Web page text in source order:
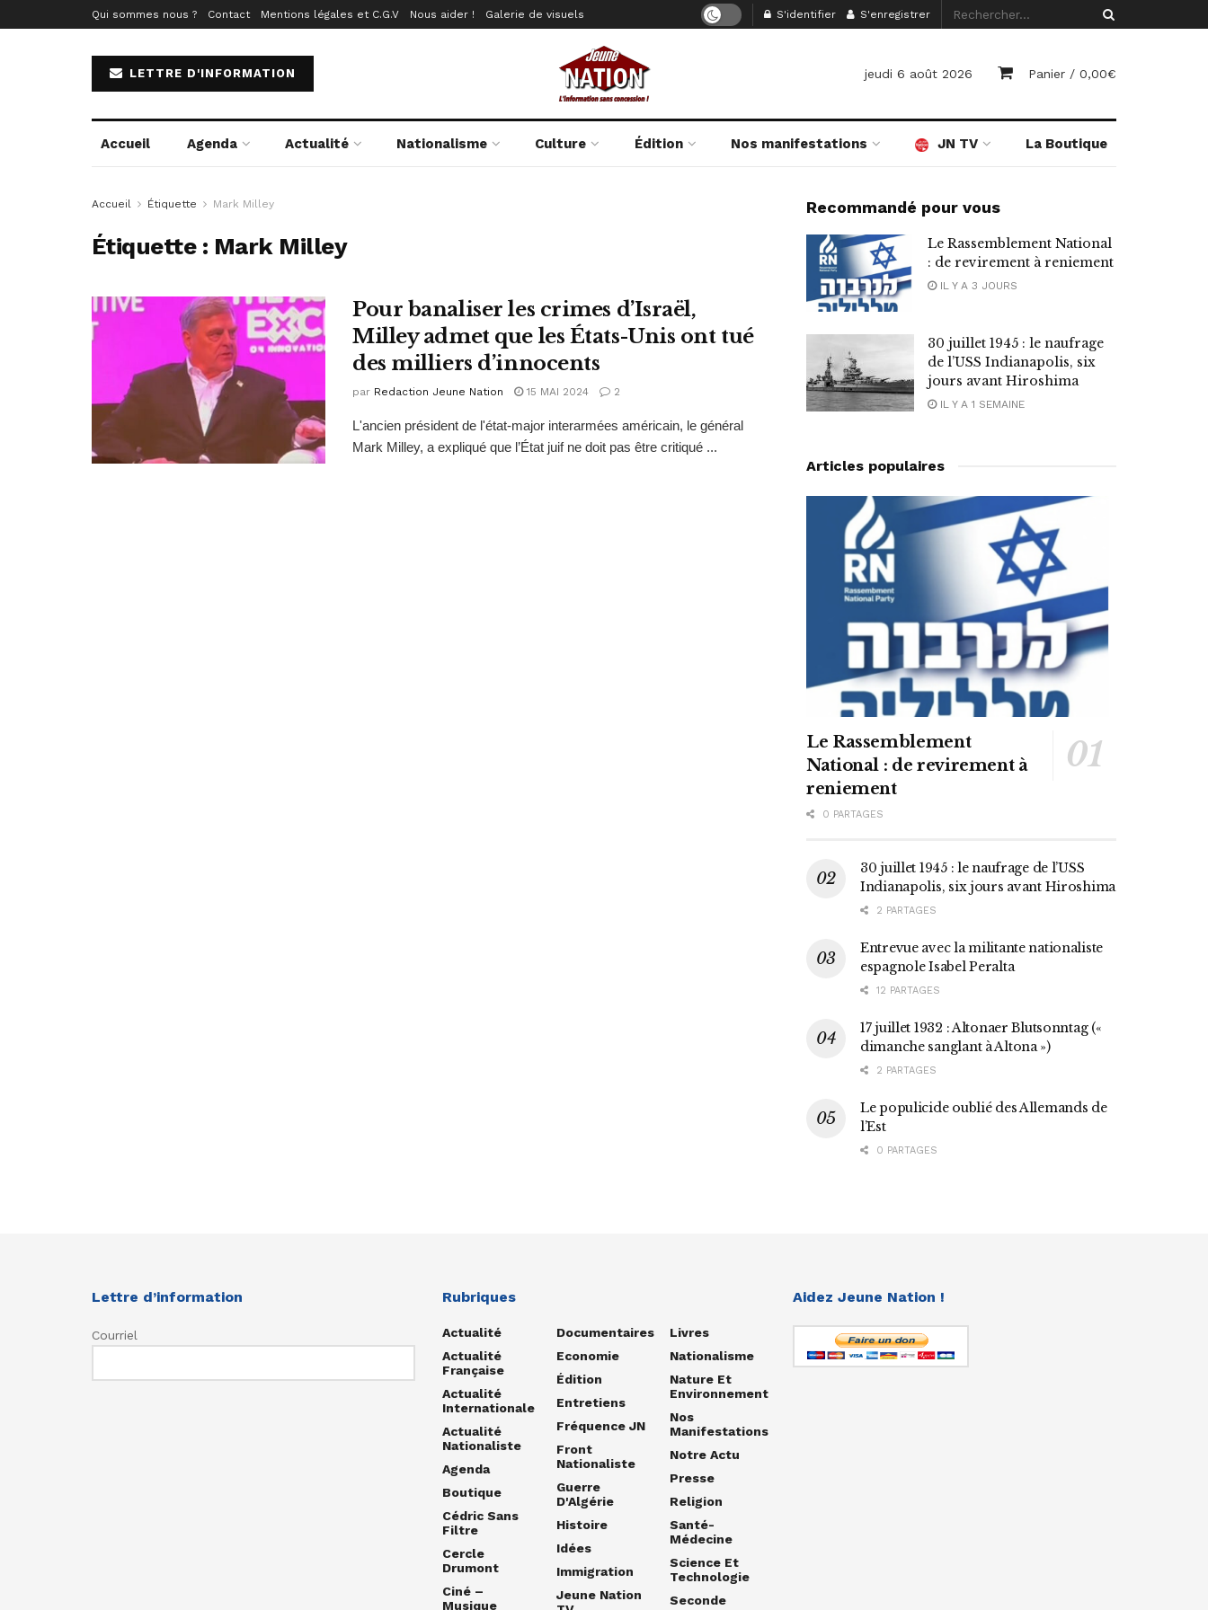
Qui sommes nous ? Contact Mentions légales et C.G.V Nous aider ! Galerie de visuels S'identifier S'enregistrer
LETTRE D'INFORMATION jeudi 6 août 2026 Panier / 0,00€
Accueil Agenda Actualité Nationalisme Culture Édition Nos manifestations JN TV La Boutique
Accueil Étiquette Mark Milley
Étiquette : Mark Milley
Pour banaliser les crimes d’Israël,
Milley admet que les États-Unis ont tué
des milliers d’innocents
par Redaction Jeune Nation 15 MAI 2024 2
L'ancien président de l'état-major interarmées américain, le général
Mark Milley, a expliqué que l’État juif ne doit pas être critiqué ...
Recommandé pour vous
Le Rassemblement National
: de revirement à reniement
IL Y A 3 JOURS
30 juillet 1945 : le naufrage
de l’USS Indianapolis, six
jours avant Hiroshima
IL Y A 1 SEMAINE
Articles populaires
Le Rassemblement
National : de revirement à
reniement
0 PARTAGES
30 juillet 1945 : le naufrage de l’USS
Indianapolis, six jours avant Hiroshima
2 PARTAGES
Entrevue avec la militante nationaliste
espagnole Isabel Peralta
12 PARTAGES
17 juillet 1932 : Altonaer Blutsonntag («
dimanche sanglant à Altona »)
2 PARTAGES
Le populicide oublié des Allemands de
l’Est
0 PARTAGES
Lettre d’information
Courriel
Rubriques
Actualité
Actualité
Française
Actualité
Internationale
Actualité
Nationaliste
Agenda
Boutique
Cédric Sans
Filtre
Cercle
Drumont
Ciné –
Musique
Documentaires
Economie
Édition
Entretiens
Fréquence JN
Front
Nationaliste
Guerre
D'Algérie
Histoire
Idées
Immigration
Jeune Nation
Livres
Nationalisme
Nature Et
Environnement
Nos
Manifestations
Notre Actu
Presse
Religion
Santé-
Médecine
Science Et
Technologie
Seconde
Aidez Jeune Nation !